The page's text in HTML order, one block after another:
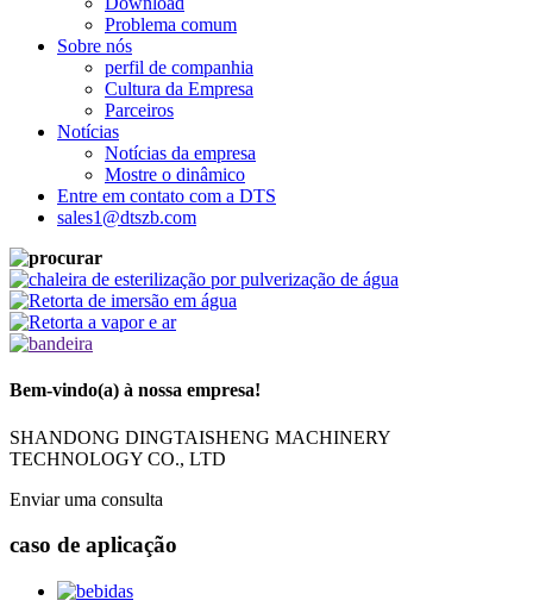
Problema comum
Sobre nós
perfil de companhia
Cultura da Empresa
Parceiros
Notícias
Notícias da empresa
Mostre o dinâmico
Entre em contato com a DTS
sales1@dtszb.com
Bem-vindo(a) à nossa empresa!
SHANDONG DINGTAISHENG MACHINERY
TECHNOLOGY CO., LTD
Enviar uma consulta
caso de aplicação